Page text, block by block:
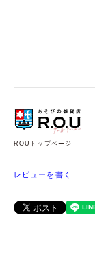
ROUトップページ
レビューを書く